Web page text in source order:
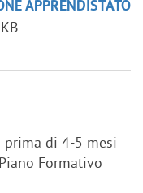
APPRENDISTATO
prima di 4-5 mesi
Formativo